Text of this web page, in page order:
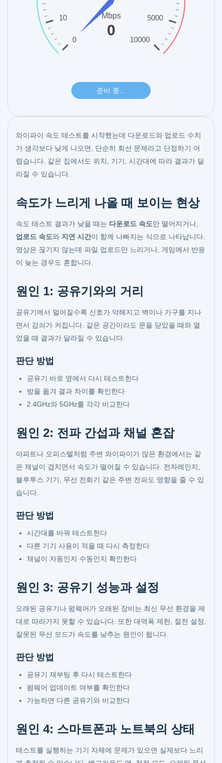
와이파이 속도 테스트를 시작했는데 다운로드와 업로드 수치
가 생각보다 낮게 나오면, 단순히 회선 문제라고 단정하기 어
렵습니다. 같은 집에서도 위치, 기기, 시간대에 따라 결과가 달
라질 수 있습니다.
속도가 느리게 나올 때 보이는 현상
속도 테스트 결과가 낮을 때는 다운로드 속도만 떨어지거나,
업로드 속도와 지연 시간이 함께 나빠지는 식으로 나타납니다.
영상은 끊기지 않는데 파일 업로드만 느리거나, 게임에서 반응
이 늦는 경우도 흔합니다.
원인 1: 공유기와의 거리
공유기에서 멀어질수록 신호가 약해지고 벽이나 가구를 지나
면서 감쇠가 커집니다. 같은 공간이라도 문을 닫았을 때와 열
었을 때 결과가 달라질 수 있습니다.
판단 방법
공유기 바로 옆에서 다시 테스트한다
방을 옮겨 결과 차이를 확인한다
2.4GHz와 5GHz를 각각 비교한다
원인 2: 전파 간섭과 채널 혼잡
아파트나 오피스텔처럼 주변 와이파이가 많은 환경에서는 같
은 채널이 겹치면서 속도가 떨어질 수 있습니다. 전자레인지,
블루투스 기기, 무선 전화기 같은 주변 전파도 영향을 줄 수 있
습니다.
판단 방법
시간대를 바꿔 테스트한다
다른 기기 사용이 적을 때 다시 측정한다
채널이 자동인지 수동인지 확인한다
원인 3: 공유기 성능과 설정
오래된 공유기나 펌웨어가 오래된 장비는 최신 무선 환경을 제
대로 따라가지 못할 수 있습니다. 또한 대역폭 제한, 절전 설정,
잘못된 무선 모드가 속도를 낮추는 원인이 됩니다.
판단 방법
공유기 재부팅 후 다시 테스트한다
펌웨어 업데이트 여부를 확인한다
가능하면 다른 공유기와 비교한다
원인 4: 스마트폰과 노트북의 상태
테스트를 실행하는 기기 자체에 문제가 있으면 실제보다 느리